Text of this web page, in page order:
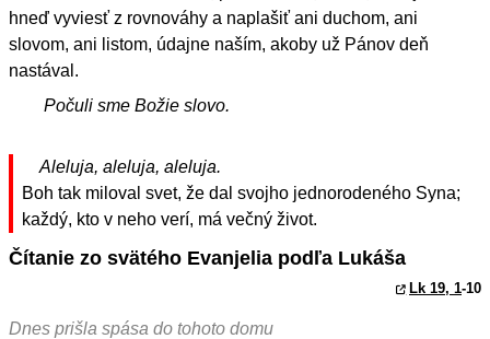
hneď vyviesť z rovnováhy a naplašiť ani duchom, ani
slovom, ani listom, údajne naším, akoby už Pánov deň
nastával.
Počuli sme Božie slovo.
Aleluja, aleluja, aleluja.
Boh tak miloval svet, že dal svojho jednorodeného Syna;
každý, kto v neho verí, má večný život.
Čítanie zo svätého Evanjelia podľa Lukáša
Lk 19, 1-10
Dnes prišla spása do tohoto domu